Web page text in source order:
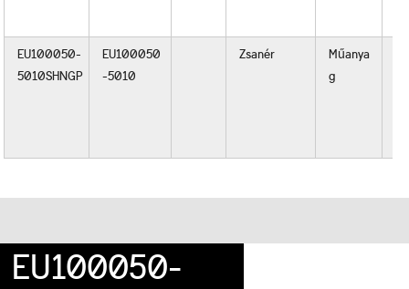
EU100050-
5010SHNGP
EU100050
-5010
Zsanér
Műanya
g
EU100050-